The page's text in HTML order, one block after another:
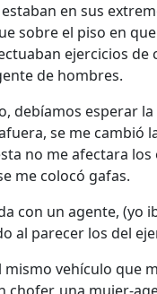
en sus
sobre el piso en
ejercicios de
de hombres.
debíamos esperar
se me cambió
no me afectara
me colocó gafas.
con un agente, (yo
al parecer los del
vehículo que